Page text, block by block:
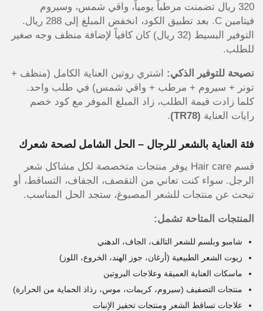
320 ريال تضمنت مرطباً يومياً، واقي شمس، وسيروم
فيتامين C. بعد تطبيق الكود، انخفض المبلغ إلى 288 ريال.
التوفير البسيط (32 ريال) كان كافياً لإضافة منظف وجه صغير
للطلب.
نصيحة للتوفير الذكي:
اشتري روتين العناية الكامل (منظف +
تونر + سيروم + مرطب + واقي شمس) في طلب واحد.
كلما زادت قيمة الطلب، زاد المبلغ الموفر مع كود خصم
رايات العناية (TR78)
.
فئة العناية بالشعر للرجال – الحل الشامل لصحة شعرك
قسم Hair care يوفر منتجات متخصصة لكل مشاكل شعر
الرجل. سواء كنت تعاني من التقصف، الجفاف، التساقط، أو
تبحث عن منتجات للشعر المصبوغ، ستجد الحل المناسب.
المنتجات المتاحة تشمل:
شامبو وبلسم للشعر التالف، الجاف، الدهني
زيوت الشعر الطبيعية (أرغان، جوز الهند، الخروع، اللوز)
ماسكات العناية العميقة وعلاجات البروتين
منتجات التصفيف (سيروم، كريمات، موس، رذاذ الحماية من الحرارة)
علاجات تساقط الشعر ومنتجات تحفيز الإنبات